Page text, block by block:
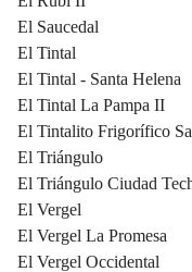
El Saucedal
El Tintal
El Tintal - Santa Helena
El Tintal La Pampa II
El Tintalito Frigorífico
El Triángulo
El Triángulo Ciudad
El Vergel
El Vergel La Promesa
El Vergel Occidental